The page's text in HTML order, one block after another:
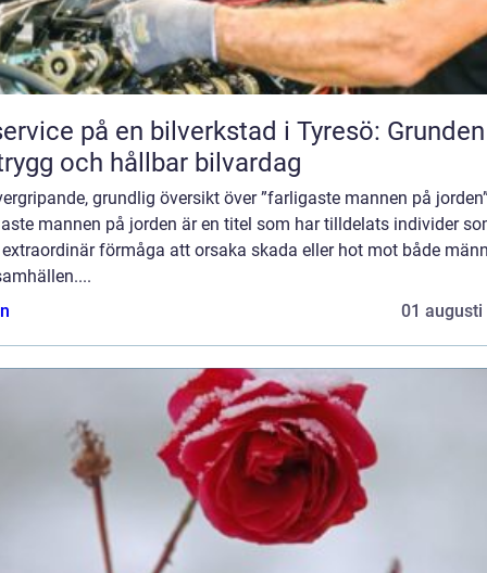
på en bilverkstad i Tyresö:
och hållbar bilvardag
grundlig översikt över ”farligaste mannen på
mannen på jorden är en titel som har tilldelats individer
förmåga att orsaka skada eller hot mot både
01 augusti